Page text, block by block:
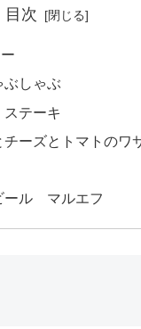
目次
ぶしゃぶ
ステーキ
チーズとトマトのワ
ール マルエフ